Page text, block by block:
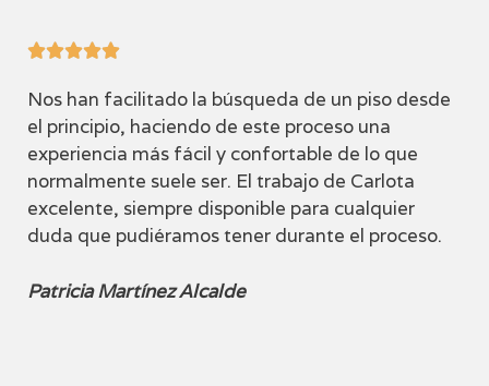

Nos han facilitado la búsqueda de un piso desde
el principio, haciendo de este proceso una
experiencia más fácil y confortable de lo que
normalmente suele ser. El trabajo de Carlota
excelente, siempre disponible para cualquier
duda que pudiéramos tener durante el proceso.
Patricia Martínez Alcalde